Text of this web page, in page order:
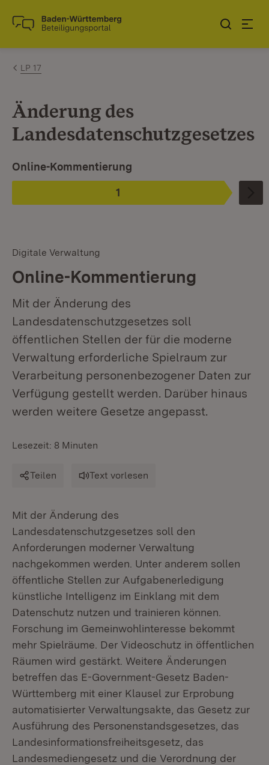
Zum Inhalt springen
Link zur Startseite
LP 17
Änderung des
Landesdatenschutzgesetzes
Phase
1
:
Ist ausgewählt.
Online-Kommentierung
Digitale Verwaltung
Online-Kommentierung
Mit der Änderung des
Landesdatenschutzgesetzes soll
öffentlichen Stellen der für die moderne
Verwaltung erforderliche Spielraum zur
Verarbeitung personenbezogener Daten zur
Verfügung gestellt werden. Darüber hinaus
werden weitere Gesetze angepasst.
Lesezeit: 8 Minuten
Teilen Text vorlesen
Mit der Änderung des
Landesdatenschutzgesetzes soll den
Anforderungen moderner Verwaltung
nachgekommen werden. Unter anderem sollen
öffentliche Stellen zur Aufgabenerledigung
künstliche Intelligenz im Einklang mit dem
Datenschutz nutzen und trainieren können.
Forschung im Gemeinwohlinteresse bekommt
mehr Spielräume. Der Videoschutz in öffentlichen
Räumen wird gestärkt. Weitere Änderungen
betreffen das E-Government-Gesetz Baden-
Württemberg mit einer Klausel zur Erprobung
automatisierter Verwaltungsakte, das Gesetz zur
Ausführung des Personenstandsgesetzes, das
Landesinformationsfreiheitsgesetz, das
Landesmediengesetz und die Verordnung der